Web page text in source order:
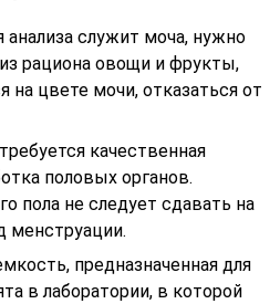
анализа служит моча, нужно
рациона овощи и фрукты,
на цвете мочи, отказаться от
качественная
половых органов.
пола не следует сдавать на
менструации.
предназначенная для
в лаборатории, в которой